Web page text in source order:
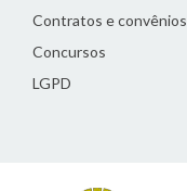
Contratos e convênios
Concursos
LGPD